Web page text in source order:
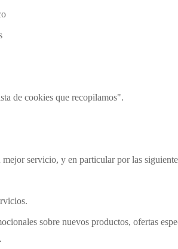
de cookies que recopilamos".
servicio, y en particular por las
sobre nuevos productos, ofertas